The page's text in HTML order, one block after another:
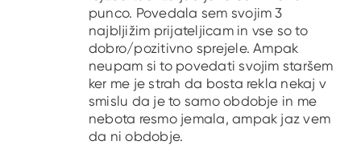
punco. Povedala sem svojim 3
najbljižim prijateljicam in vse so to
dobro/pozitivno sprejele. Ampak
neupam si to povedati svojim staršem
ker me je strah da bosta rekla nekaj v
smislu da je to samo obdobje in me
nebota resmo jemala, ampak jaz vem
da ni obdobje.